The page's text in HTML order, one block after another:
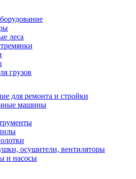
леса
грузов
для ремонта и стройки
машины
осушители, вентиляторы
и насосы